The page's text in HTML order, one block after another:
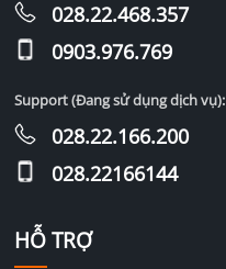
HỖ TRỢ
028.22.468.357
0903.976.769
Support (Đang sử dụng dịch vụ):
028.22.166.200
028.22166144